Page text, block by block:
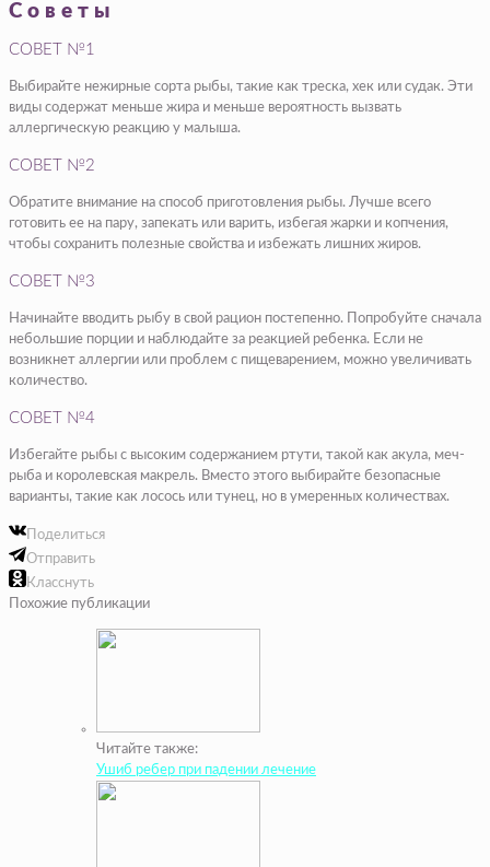
Советы
СОВЕТ №1
Выбирайте нежирные сорта рыбы, такие как треска, хек или судак. Эти
виды содержат меньше жира и меньше вероятность вызвать
аллергическую реакцию у малыша.
СОВЕТ №2
Обратите внимание на способ приготовления рыбы. Лучше всего
готовить ее на пару, запекать или варить, избегая жарки и копчения,
чтобы сохранить полезные свойства и избежать лишних жиров.
СОВЕТ №3
Начинайте вводить рыбу в свой рацион постепенно. Попробуйте сначала
небольшие порции и наблюдайте за реакцией ребенка. Если не
возникнет аллергии или проблем с пищеварением, можно увеличивать
количество.
СОВЕТ №4
Избегайте рыбы с высоким содержанием ртути, такой как акула, меч-
рыба и королевская макрель. Вместо этого выбирайте безопасные
варианты, такие как лосось или тунец, но в умеренных количествах.
Поделиться
Отправить
Класснуть
Похожие публикации
Читайте также:
Ушиб ребер при падении лечение